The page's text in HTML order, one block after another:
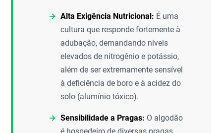
Alta Exigência Nutricional: É uma
cultura que responde fortemente à
adubação, demandando níveis
elevados de nitrogênio e potássio,
além de ser extremamente sensível
à deficiência de boro e à acidez do
solo (alumínio tóxico).
Sensibilidade a Pragas: O algodão
é hospedeiro de diversas pragas